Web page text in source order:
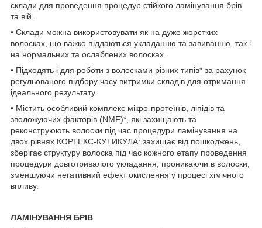
склади для проведення процедур стійкого ламінування брів
та вій.
• Склади можна використовувати як на дуже жорстких
волосках, що важко піддаються укладанню та завиванню, так і
на нормальних та ослаблених волосках.
• Підходять і для роботи з волосками різних типів* за рахунок
регульованого підбору часу витримки складів для отримання
ідеального результату.
• Містить особливий комплекс мікро-протеїнів, ліпідів та
зволожуючих факторів (NMF)*, які захищають та
реконструюють волоски під час процедури ламінування на
двох рівнях КОРТЕКС-КУТИКУЛА: захищає від пошкоджень,
зберігає структуру волоска під час кожного етапу проведення
процедури довготривалого укладання, проникаючи в волоски,
зменшуючи негативний ефект окислення у процесі хімічного
впливу.
ЛАМІНУВАННЯ БРІВ